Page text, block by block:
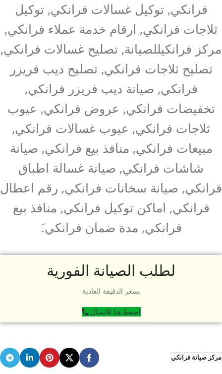
فرانكي, توكيل غسالات فرانكي, توكيل
ثلاجات فرانكي, ارقام خدمة عملاء فرانكي,
مركز فرانكيللصيانة, تصليح غسالات فرانكي,
تصليح ثلاجات فرانكي, تصليح ديب فريزر
فرانكي, صيانة ديب فريزر فرانكي,
تخفيضات فرانكي, عروض فرانكي, عيوب
ثلاجات فرانكي, عيوب غسالات فرانكي,
مبيعات فرانكي, منافذ بيع فرانكي, صيانة
شاشات فرانكي, صيانة غسالة اطباق
فرانكي, صيانة سخانات فرانكي, رقم اعطال
فرانكي, اماكن توكيل فرانكي, منافذ بيع
فرانكي, مدة ضمان فرانكي.َ
لطلب الصيانة الفورية
بسعر الدقيقة العادية
اضغط هنا للاتصال
مركز صيانة فرانكي